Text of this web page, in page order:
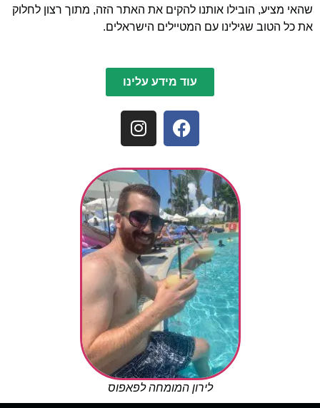
שהאי מציע, הובילו אותנו להקים את האתר הזה, מתוך רצון לחלוק
את כל הטוב שגילינו עם המטיילים הישראלים.
עוד מידע עלינו
לירון המומחה לפאפוס